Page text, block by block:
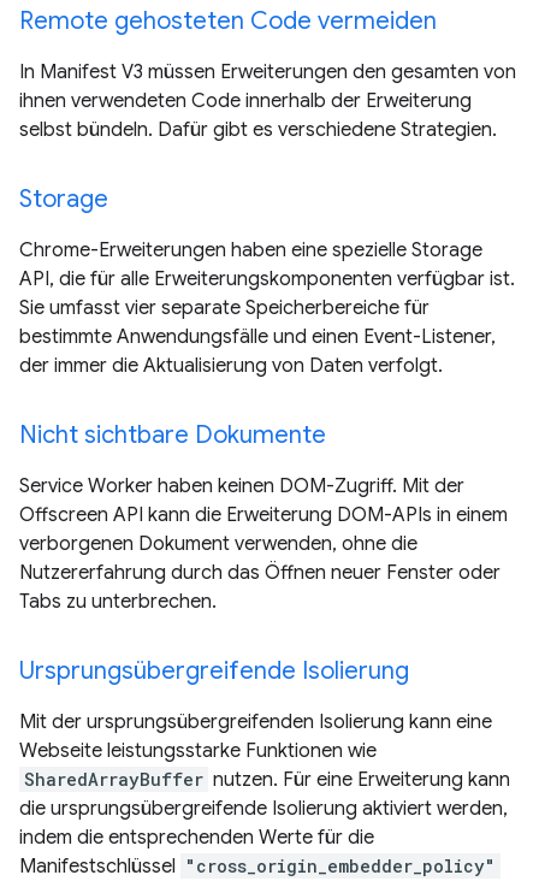
Remote gehosteten Code vermeiden
In Manifest V3 müssen Erweiterungen den gesamten von
ihnen verwendeten Code innerhalb der Erweiterung
selbst bündeln. Dafür gibt es verschiedene Strategien.
Storage
Chrome-Erweiterungen haben eine spezielle Storage
API, die für alle Erweiterungskomponenten verfügbar ist.
Sie umfasst vier separate Speicherbereiche für
bestimmte Anwendungsfälle und einen Event-Listener,
der immer die Aktualisierung von Daten verfolgt.
Nicht sichtbare Dokumente
Service Worker haben keinen DOM-Zugriff. Mit der
Offscreen API kann die Erweiterung DOM-APIs in einem
verborgenen Dokument verwenden, ohne die
Nutzererfahrung durch das Öffnen neuer Fenster oder
Tabs zu unterbrechen.
Ursprungsübergreifende Isolierung
Mit der ursprungsübergreifenden Isolierung kann eine
Webseite leistungsstarke Funktionen wie
SharedArrayBuffer nutzen. Für eine Erweiterung kann
die ursprungsübergreifende Isolierung aktiviert werden,
indem die entsprechenden Werte für die
Manifestschlüssel "cross_origin_embedder_policy"